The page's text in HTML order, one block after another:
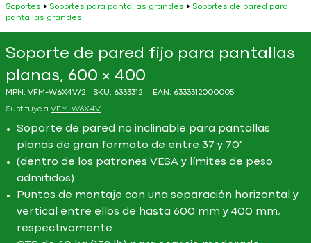
Soportes Soportes para pantallas grandes
Soportes de pared para
pantallas grandes
Soporte de pared fijo para pantallas
planas, 600 × 400
MPN: VFM-W6X4V/2 SKU: 6333312 EAN: 6333312000005
Sustituye a VFM-W6X4V
Soporte de pared no inclinable para pantallas
planas de gran formato de entre 37 y 70"
(dentro de los patrones VESA y límites de peso
admitidos)
Puntos de montaje con una separación horizontal y
vertical entre ellos de hasta 600 mm y 400 mm,
respectivamente